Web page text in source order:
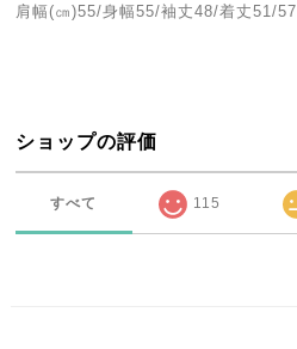
肩幅(㎝)55/身幅55/袖丈48/着丈51/57
ショップの評価
すべて 115